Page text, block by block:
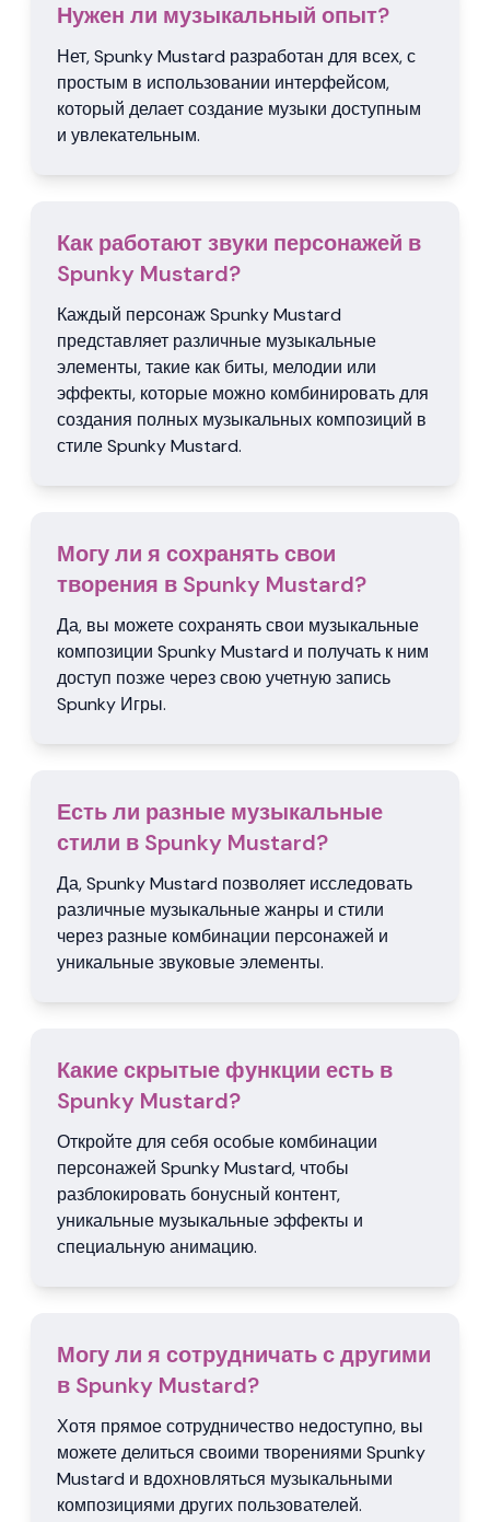
Нужен ли музыкальный опыт?
Нет, Spunky Mustard разработан для всех, с
простым в использовании интерфейсом,
который делает создание музыки доступным
и увлекательным.
Как работают звуки персонажей в
Spunky Mustard?
Каждый персонаж Spunky Mustard
представляет различные музыкальные
элементы, такие как биты, мелодии или
эффекты, которые можно комбинировать для
создания полных музыкальных композиций в
стиле Spunky Mustard.
Могу ли я сохранять свои
творения в Spunky Mustard?
Да, вы можете сохранять свои музыкальные
композиции Spunky Mustard и получать к ним
доступ позже через свою учетную запись
Spunky Игры.
Есть ли разные музыкальные
стили в Spunky Mustard?
Да, Spunky Mustard позволяет исследовать
различные музыкальные жанры и стили
через разные комбинации персонажей и
уникальные звуковые элементы.
Какие скрытые функции есть в
Spunky Mustard?
Откройте для себя особые комбинации
персонажей Spunky Mustard, чтобы
разблокировать бонусный контент,
уникальные музыкальные эффекты и
специальную анимацию.
Могу ли я сотрудничать с другими
в Spunky Mustard?
Хотя прямое сотрудничество недоступно, вы
можете делиться своими творениями Spunky
Mustard и вдохновляться музыкальными
композициями других пользователей.